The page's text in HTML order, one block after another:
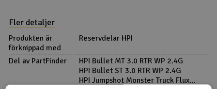
Verktyg, utrustning och tillbehör
Presentkort
Fler detaljer
Produkten är
förknippad med
Reservdelar HPI
Del av PartFinder
HPI Bullet MT 3.0 RTR WP 2.4G
HPI Bullet ST 3.0 RTR WP 2.4G
HPI Jumpshot Monster Truck Flux